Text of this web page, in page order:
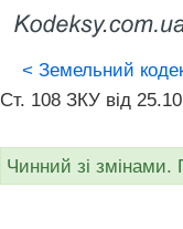
< Земельний
Ст. 108 ЗКУ від
Чинний зі змінами.